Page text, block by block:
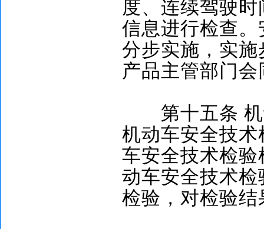
度、连续驾驶
信息进行检查
分步实施，实
产品主管部门
第十五条
机动车安全技
车安全技术检
动车安全技术
检验，对检验